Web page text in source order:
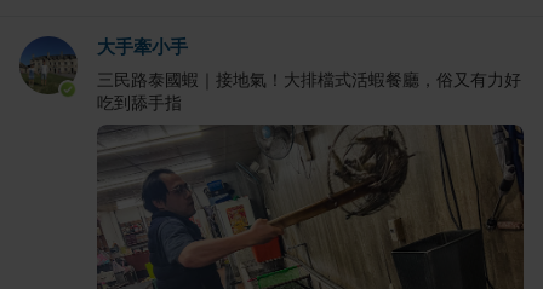
大手牽小手
三民路泰國蝦｜接地氣！大排檔式活蝦餐廳，俗又有力好
吃到舔手指